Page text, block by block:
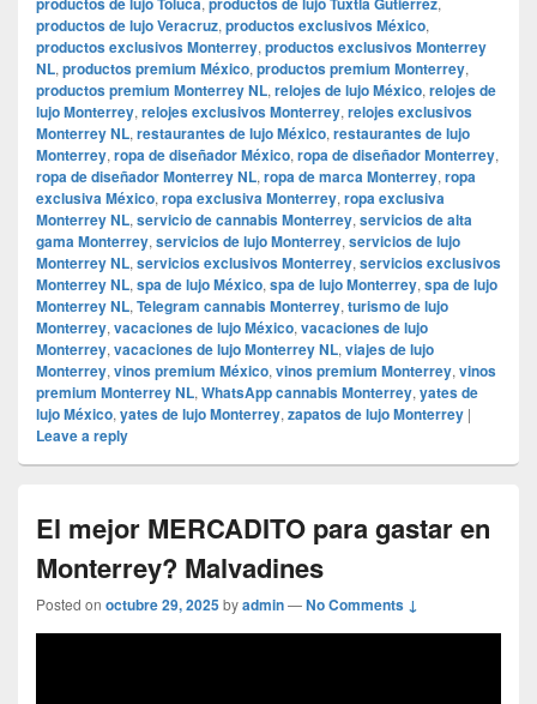
productos de lujo Veracruz, productos exclusivos México,
productos exclusivos Monterrey, productos exclusivos Monterrey
NL, productos premium México, productos premium Monterrey,
productos premium Monterrey NL, relojes de lujo México, relojes de
lujo Monterrey, relojes exclusivos Monterrey, relojes exclusivos
Monterrey NL, restaurantes de lujo México, restaurantes de lujo
Monterrey, ropa de diseñador México, ropa de diseñador Monterrey,
ropa de diseñador Monterrey NL, ropa de marca Monterrey, ropa
exclusiva México, ropa exclusiva Monterrey, ropa exclusiva
Monterrey NL, servicio de cannabis Monterrey, servicios de alta
gama Monterrey, servicios de lujo Monterrey, servicios de lujo
Monterrey NL, servicios exclusivos Monterrey, servicios exclusivos
Monterrey NL, spa de lujo México, spa de lujo Monterrey, spa de lujo
Monterrey NL, Telegram cannabis Monterrey, turismo de lujo
Monterrey, vacaciones de lujo México, vacaciones de lujo
Monterrey, vacaciones de lujo Monterrey NL, viajes de lujo
Monterrey, vinos premium México, vinos premium Monterrey, vinos
premium Monterrey NL, WhatsApp cannabis Monterrey, yates de
lujo México, yates de lujo Monterrey, zapatos de lujo Monterrey |
Leave a reply
El mejor MERCADITO para gastar en
Monterrey? Malvadines
Posted on octubre 29, 2025byadmin—No Comments ↓